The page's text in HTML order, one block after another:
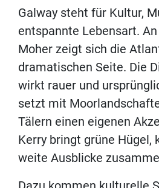
Galway steht für Kultur,
entspannte Lebensart.
Moher zeigt sich die
dramatischen Seite. Die
wirkt rauer und
setzt mit
Tälern einen eigenen
Kerry bringt grüne Hügel,
weite Ausblicke